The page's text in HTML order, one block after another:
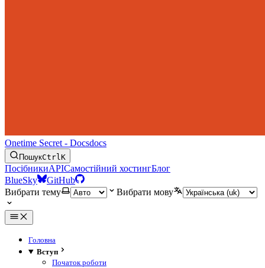
Onetime Secret - Docsdocs
ПошукCtrlK
ПосібникиAPIСамостійний хостингБлог
BlueSky
GitHub
Вибрати тему
Вибрати мову
Головна
Вступ
Початок роботи